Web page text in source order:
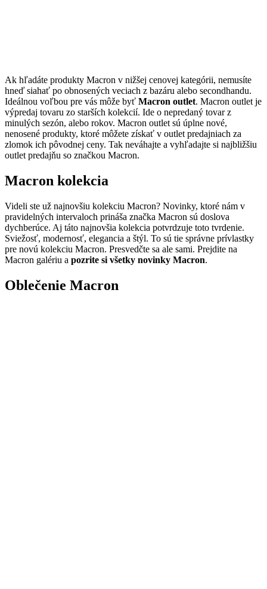
Ak hľadáte produkty Macron v nižšej cenovej kategórii, nemusíte
hneď siahať po obnosených veciach z bazáru alebo secondhandu.
Ideálnou voľbou pre vás môže byť Macron outlet. Macron outlet je
výpredaj tovaru zo starších kolekcií. Ide o nepredaný tovar z
minulých sezón, alebo rokov. Macron outlet sú úplne nové,
nenosené produkty, ktoré môžete získať v outlet predajniach za
zlomok ich pôvodnej ceny. Tak neváhajte a vyhľadajte si najbližšiu
outlet predajňu so značkou Macron.
Macron kolekcia
Videli ste už najnovšiu kolekciu Macron? Novinky, ktoré nám v
pravidelných intervaloch prináša značka Macron sú doslova
dychberúce. Aj táto najnovšia kolekcia potvrdzuje toto tvrdenie.
Sviežosť, modernosť, elegancia a štýl. To sú tie správne prívlastky
pre novú kolekciu Macron. Presvedčte sa ale sami. Prejdite na
Macron galériu a pozrite si všetky novinky Macron.
Oblečenie Macron